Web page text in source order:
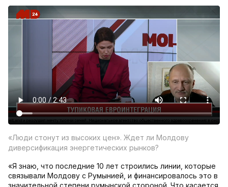
«Люди стонут из высоких цен». Ждет ли Молдову
диверсификация энергетических рынков?
«Я знаю, что последние 10 лет строились линии, которые
связывали Молдову с Румынией, и финансировалось это в